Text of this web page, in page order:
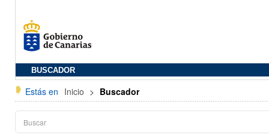
BUSCADOR
Estás en Inicio > Buscador